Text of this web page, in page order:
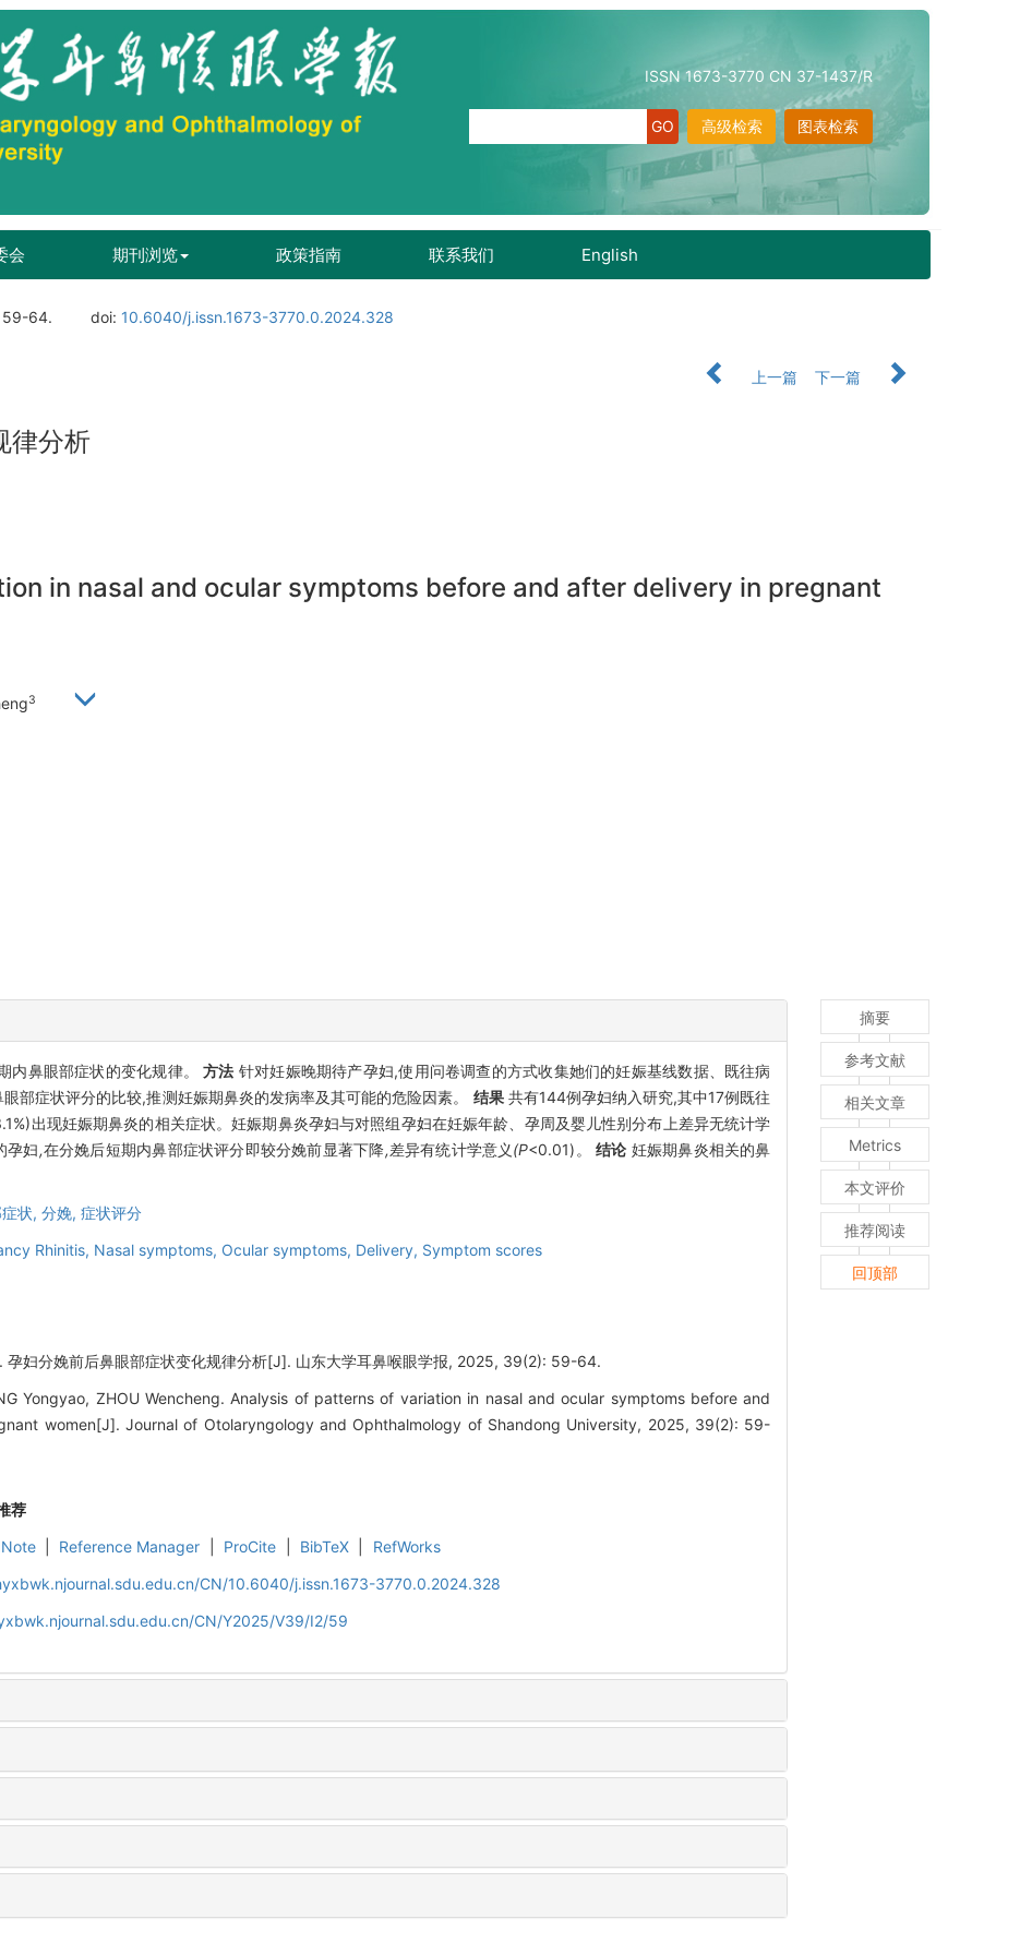
ISSN 1673-3770 CN 37-1437/R
图表检索
高级检索
会 期刊浏览 政策指南 联系我们 English
59-64. doi: 10.6040/j.issn.1673-3770.0.2024.328
上一篇
下一篇
律分析
in nasal and ocular symptoms before and after delivery in pregnant
3
内鼻眼部症状的变化规律。方法 针对妊娠晚期待产孕妇,使用问卷调查的方式收集她们的妊娠基线数据、既往病
部症状评分的比较,推测妊娠期鼻炎的发病率及其可能的危险因素。 结果共有144例孕妇纳入研究,其中17例既往
出现妊娠期鼻炎的相关症状。妊娠期鼻炎孕妇与对照组孕妇在妊娠年龄、孕周及婴儿性别分布上差异无统计学
孕妇,在分娩后短期内鼻部症状评分即较分娩前显著下降,差异有统计学意义(P<0.01)。结论 妊娠期鼻炎相关的鼻
状, 分娩, 症状评分
Rhinitis, Nasal symptoms, Ocular symptoms, Delivery, Symptom scores
孕妇分娩前后鼻眼部症状变化规律分析[J]. 山东大学耳鼻喉眼学报, 2025, 39(2): 59-64.
Yongyao, ZHOU Wencheng. Analysis of patterns of variation in nasal and ocular symptoms before and
women[J]. Journal of Otolaryngology and Ophthalmology of Shandong University, 2025, 39(2): 59-
荐
Reference Manager ProCite BibTeX
RefWorks
CN/10.6040/j.issn.1673-3770.0.2024.328
CN/Y2025/V39/I2/59
摘要
参考文献
相关文章
Metrics
本文评价
推荐阅读
回顶部